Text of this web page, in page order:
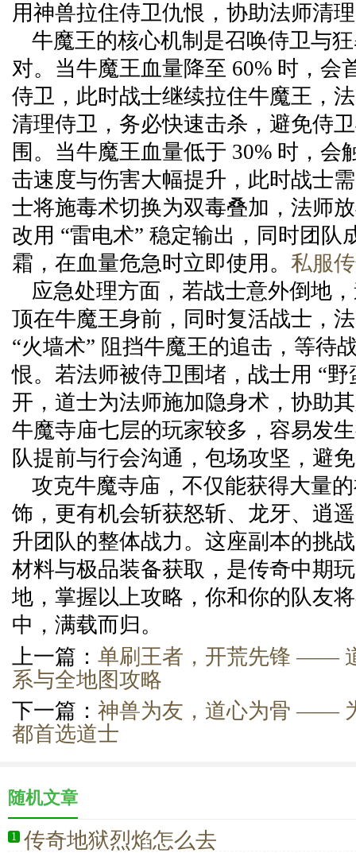
用神兽拉住侍卫仇恨，协助法师清
牛魔王的核心机制是召唤侍卫与
对。当牛魔王血量降至 60% 时，会
侍卫，此时战士继续拉住牛魔王，
清理侍卫，务必快速击杀，避免侍
围。当牛魔王血量低于 30% 时，会
击速度与伤害大幅提升，此时战士
士将施毒术切换为双毒叠加，法师
改用 “雷电术” 稳定输出，同时团队
霜，在血量危急时立即使用。 私服
应急处理方面，若战士意外倒地
顶在牛魔王身前，同时复活战士，
“火墙术” 阻挡牛魔王的追击，等待
恨。若法师被侍卫围堵，战士用 “
开，道士为法师施加隐身术，协助
牛魔寺庙七层的玩家较多，容易发
队提前与行会沟通，包场攻坚，避
攻克牛魔寺庙，不仅能获得大量
饰，更有机会斩获怒斩、龙牙、逍
升团队的整体战力。这座副本的挑
材料与极品装备获取，是传奇中期
地，掌握以上攻略，你和你的队友
中，满载而归。
上一篇： 单刷王者，开荒先锋 ——
系与全地图攻略
下一篇： 神兽为友，道心为骨 ——
都首选道士
随机文章
1 传奇地狱烈焰怎么去